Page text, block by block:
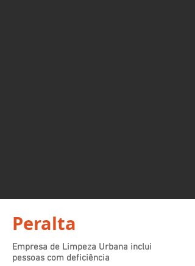
Peralta
Empresa de Limpeza Urbana inclui
pessoas com deficiência